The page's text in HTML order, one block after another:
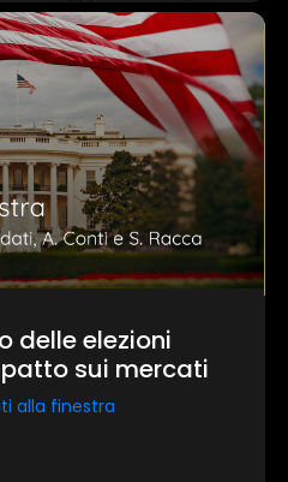
delle elezioni
sui mercati
alla finestra